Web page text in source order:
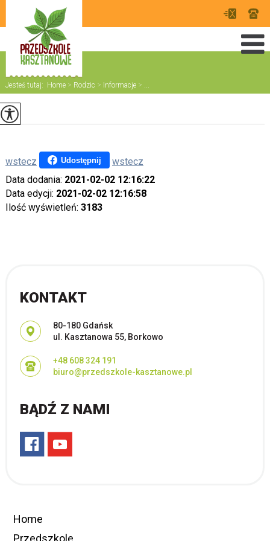
Jesteś tutaj: Home > Rodzic > Informacje > ...
wstecz Udostępnij
Data dodania: 2021-02-02 12:16:22
Data edycji: 2021-02-02 12:16:58
Ilość wyświetleń: 3183
wstecz
KONTAKT
Adres pocztowy:
80-180 Gdańsk
ul. Kasztanowa 55, Borkowo
+48 608 324 191
biuro@przedszkole-kasztanowe.pl
BĄDŹ Z NAMI
Home
Przedszkole